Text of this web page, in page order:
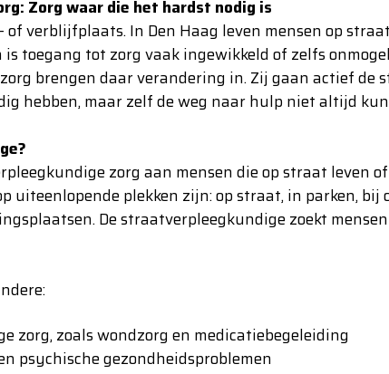
Zorg waar die het hardst nodig is
verblijfplaats. In Den Haag leven mensen op
toegang tot zorg vaak ingewikkeld of zelfs
brengen daar verandering in. Zij gaan actief de
hebben, maar zelf de weg naar hulp niet altijd
zorg aan mensen die op straat leven
uiteenlopende plekken zijn: op straat, in parken, bij
De straatverpleegkundige zoekt
zorg, zoals wondzorg en medicatiebegeleiding
psychische gezondheidsproblemen